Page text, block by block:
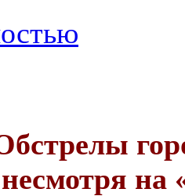
на